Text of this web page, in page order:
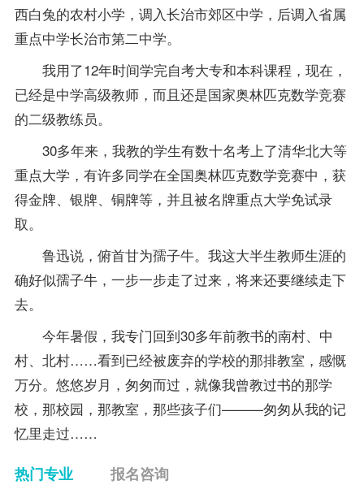
西白兔的农村小学，调入长治市郊区中学，后调入省属
重点中学长治市第二中学。
我用了12年时间学完自考大专和本科课程，现在，
已经是中学高级教师，而且还是国家奥林匹克数学竞赛
的二级教练员。
30多年来，我教的学生有数十名考上了清华北大等
重点大学，有许多同学在全国奥林匹克数学竞赛中，获
得金牌、银牌、铜牌等，并且被名牌重点大学免试录
取。
鲁迅说，俯首甘为孺子牛。我这大半生教师生涯的
确好似孺子牛，一步一步走了过来，将来还要继续走下
去。
今年暑假，我专门回到30多年前教书的南村、中
村、北村……看到已经被废弃的学校的那排教室，感慨
万分。悠悠岁月，匆匆而过，就像我曾教过书的那学
校，那校园，那教室，那些孩子们———匆匆从我的记
忆里走过……
热门专业 报名咨询